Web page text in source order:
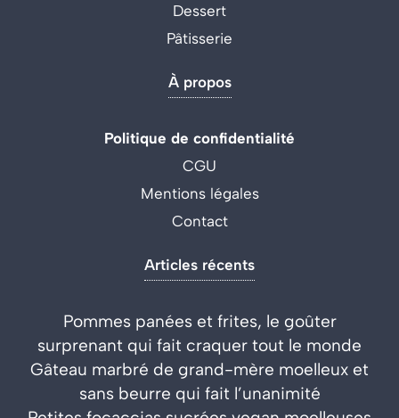
Dessert
Pâtisserie
À propos
Politique de confidentialité
CGU
Mentions légales
Contact
Articles récents
Pommes panées et frites, le goûter
surprenant qui fait craquer tout le monde
Gâteau marbré de grand-mère moelleux et
sans beurre qui fait l’unanimité